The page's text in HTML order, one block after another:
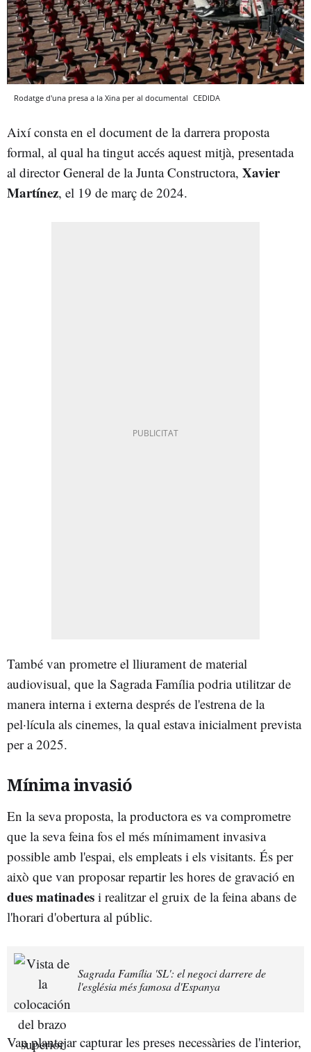
Rodatge d'una presa a la Xina per al documental CEDIDA
Així consta en el document de la darrera proposta
formal, al qual ha tingut accés aquest mitjà, presentada
al director General de la Junta Constructora, Xavier
Martínez, el 19 de març de 2024.
També van prometre el lliurament de material
audiovisual, que la Sagrada Família podria utilitzar de
manera interna i externa després de l'estrena de la
pel·lícula als cinemes, la qual estava inicialment prevista
per a 2025.
Mínima invasió
En la seva proposta, la productora es va comprometre
que la seva feina fos el més mínimament invasiva
possible amb l'espai, els empleats i els visitants. És per
això que van proposar repartir les hores de gravació en
dues matinades i realitzar el gruix de la feina abans de
l'horari d'obertura al públic.
Sagrada Família 'SL': el negoci darrere de
l'església més famosa d'Espanya
Van plantejar capturar les preses necessàries de l'interior,